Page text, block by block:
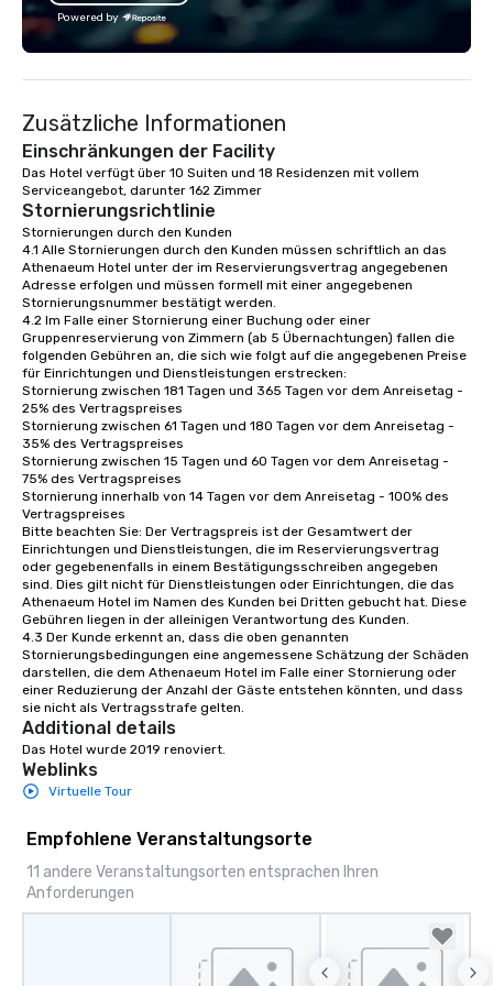
Powered by
Zusätzliche Informationen
Einschränkungen der Facility
Das Hotel verfügt über 10 Suiten und 18 Residenzen mit vollem
Serviceangebot, darunter 162 Zimmer
Stornierungsrichtlinie
Stornierungen durch den Kunden
4.1 Alle Stornierungen durch den Kunden müssen schriftlich an das
Athenaeum Hotel unter der im Reservierungsvertrag angegebenen
Adresse erfolgen und müssen formell mit einer angegebenen
Stornierungsnummer bestätigt werden.
4.2 Im Falle einer Stornierung einer Buchung oder einer
Gruppenreservierung von Zimmern (ab 5 Übernachtungen) fallen die
folgenden Gebühren an, die sich wie folgt auf die angegebenen Preise
für Einrichtungen und Dienstleistungen erstrecken:
Stornierung zwischen 181 Tagen und 365 Tagen vor dem Anreisetag -
25% des Vertragspreises
Stornierung zwischen 61 Tagen und 180 Tagen vor dem Anreisetag -
35% des Vertragspreises
Stornierung zwischen 15 Tagen und 60 Tagen vor dem Anreisetag -
75% des Vertragspreises
Stornierung innerhalb von 14 Tagen vor dem Anreisetag - 100% des
Vertragspreises
Bitte beachten Sie: Der Vertragspreis ist der Gesamtwert der
Einrichtungen und Dienstleistungen, die im Reservierungsvertrag
oder gegebenenfalls in einem Bestätigungsschreiben angegeben
sind. Dies gilt nicht für Dienstleistungen oder Einrichtungen, die das
Athenaeum Hotel im Namen des Kunden bei Dritten gebucht hat. Diese
Gebühren liegen in der alleinigen Verantwortung des Kunden.
4.3 Der Kunde erkennt an, dass die oben genannten
Stornierungsbedingungen eine angemessene Schätzung der Schäden
darstellen, die dem Athenaeum Hotel im Falle einer Stornierung oder
einer Reduzierung der Anzahl der Gäste entstehen könnten, und dass
sie nicht als Vertragsstrafe gelten.
Additional details
Das Hotel wurde 2019 renoviert.
Weblinks
Virtuelle Tour
Empfohlene Veranstaltungsorte
11 andere Veranstaltungsorten entsprachen Ihren
Anforderungen